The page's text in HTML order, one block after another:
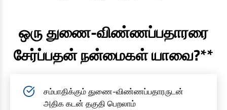
ஒரு துணை-விண்ணப்பதாரரை
சேர்ப்பதன் நன்மைகள் யாவை?**
சம்பாதிக்கும் துணை-விண்ணப்பதாரருடன்
அதிக கடன் தகுதி பெறலாம்